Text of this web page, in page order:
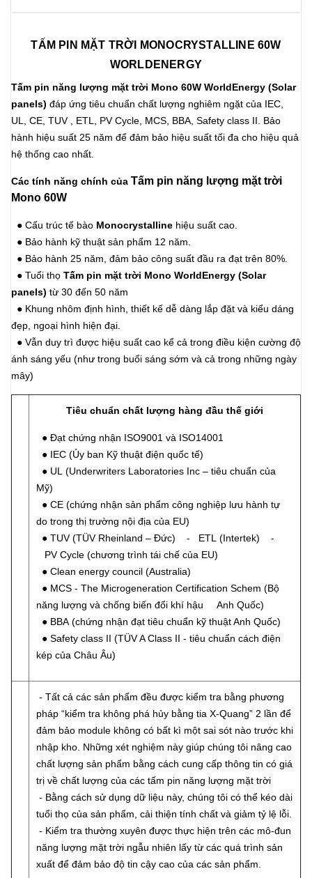
TẤM PIN MẶT TRỜI MONOCRYSTALLINE 60W
WORLDENERGY
Tấm pin năng lượng mặt trời Mono 60W WorldEnergy (Solar
panels) đáp ứng tiêu chuẩn chất lượng nghiêm ngặt của IEC,
UL, CE, TUV , ETL, PV Cycle, MCS, BBA, Safety class II. Bảo
hành hiệu suất 25 năm để đảm bảo hiệu suất tối đa cho hiệu quả
hệ thống cao nhất.
Các tính năng chính của Tấm pin năng lượng mặt trời
Mono 60W
● Cấu trúc tế bào Monocrystalline hiệu suất cao.
● Bảo hành kỹ thuật sản phẩm 12 năm.
● Bảo hành 25 năm, đảm bảo công suất đầu ra đạt trên 80%.
● Tuổi thọ Tấm pin mặt trời Mono WorldEnergy (Solar
panels) từ 30 đến 50 năm
● Khung nhôm định hình, thiết kế dễ dàng lắp đặt và kiểu dáng
đẹp, ngoại hình hiện đại.
● Vẫn duy trì được hiệu suất cao kể cả trong điều kiện cường độ
ánh sáng yếu (như trong buổi sáng sớm và cả trong những ngày
mây)
Tiêu chuẩn chất lượng hàng đầu thế giới
● Đạt chứng nhận ISO9001 và ISO14001
● IEC (Ủy ban Kỹ thuật điện quốc tế)
● UL (Underwriters Laboratories Inc – tiêu chuẩn của
Mỹ)
● CE (chứng nhận sản phẩm công nghiệp lưu hành tự
do trong thị trường nội địa của EU)
● TUV (TÜV Rheinland – Đức) - ETL (Intertek) -
PV Cycle (chương trình tái chế của EU)
● Clean energy council (Australia)
● MCS - The Microgeneration Certification Schem (Bộ
năng lượng và chống biến đổi khí hậu Anh Quốc)
● BBA (chứng nhận đạt tiêu chuẩn kỹ thuật Anh Quốc)
● Safety class II (TÜV A Class II - tiêu chuẩn cách điện
kép của Châu Âu)
- Tất cả các sản phẩm đều được kiểm tra bằng phương
pháp “kiểm tra không phá hủy bằng tia X-Quang” 2 lần để
đảm bảo module không có bất kì một sai sót nào trước khi
nhập kho. Những xét nghiệm này giúp chúng tôi nâng cao
chất lượng sản phẩm bằng cách cung cấp thông tin có giá
trị về chất lượng của các tấm pin năng lượng mặt trời
- Bằng cách sử dụng dữ liệu này, chúng tôi có thể kéo dài
tuổi thọ của sản phẩm, cải thiện tính chất và giảm tỷ lệ lỗi.
- Kiểm tra thường xuyên được thực hiện trên các mô-đun
năng lượng mặt trời ngẫu nhiên lấy từ các quá trình sản
xuất để đảm bảo độ tin cậy cao của các sản phẩm.